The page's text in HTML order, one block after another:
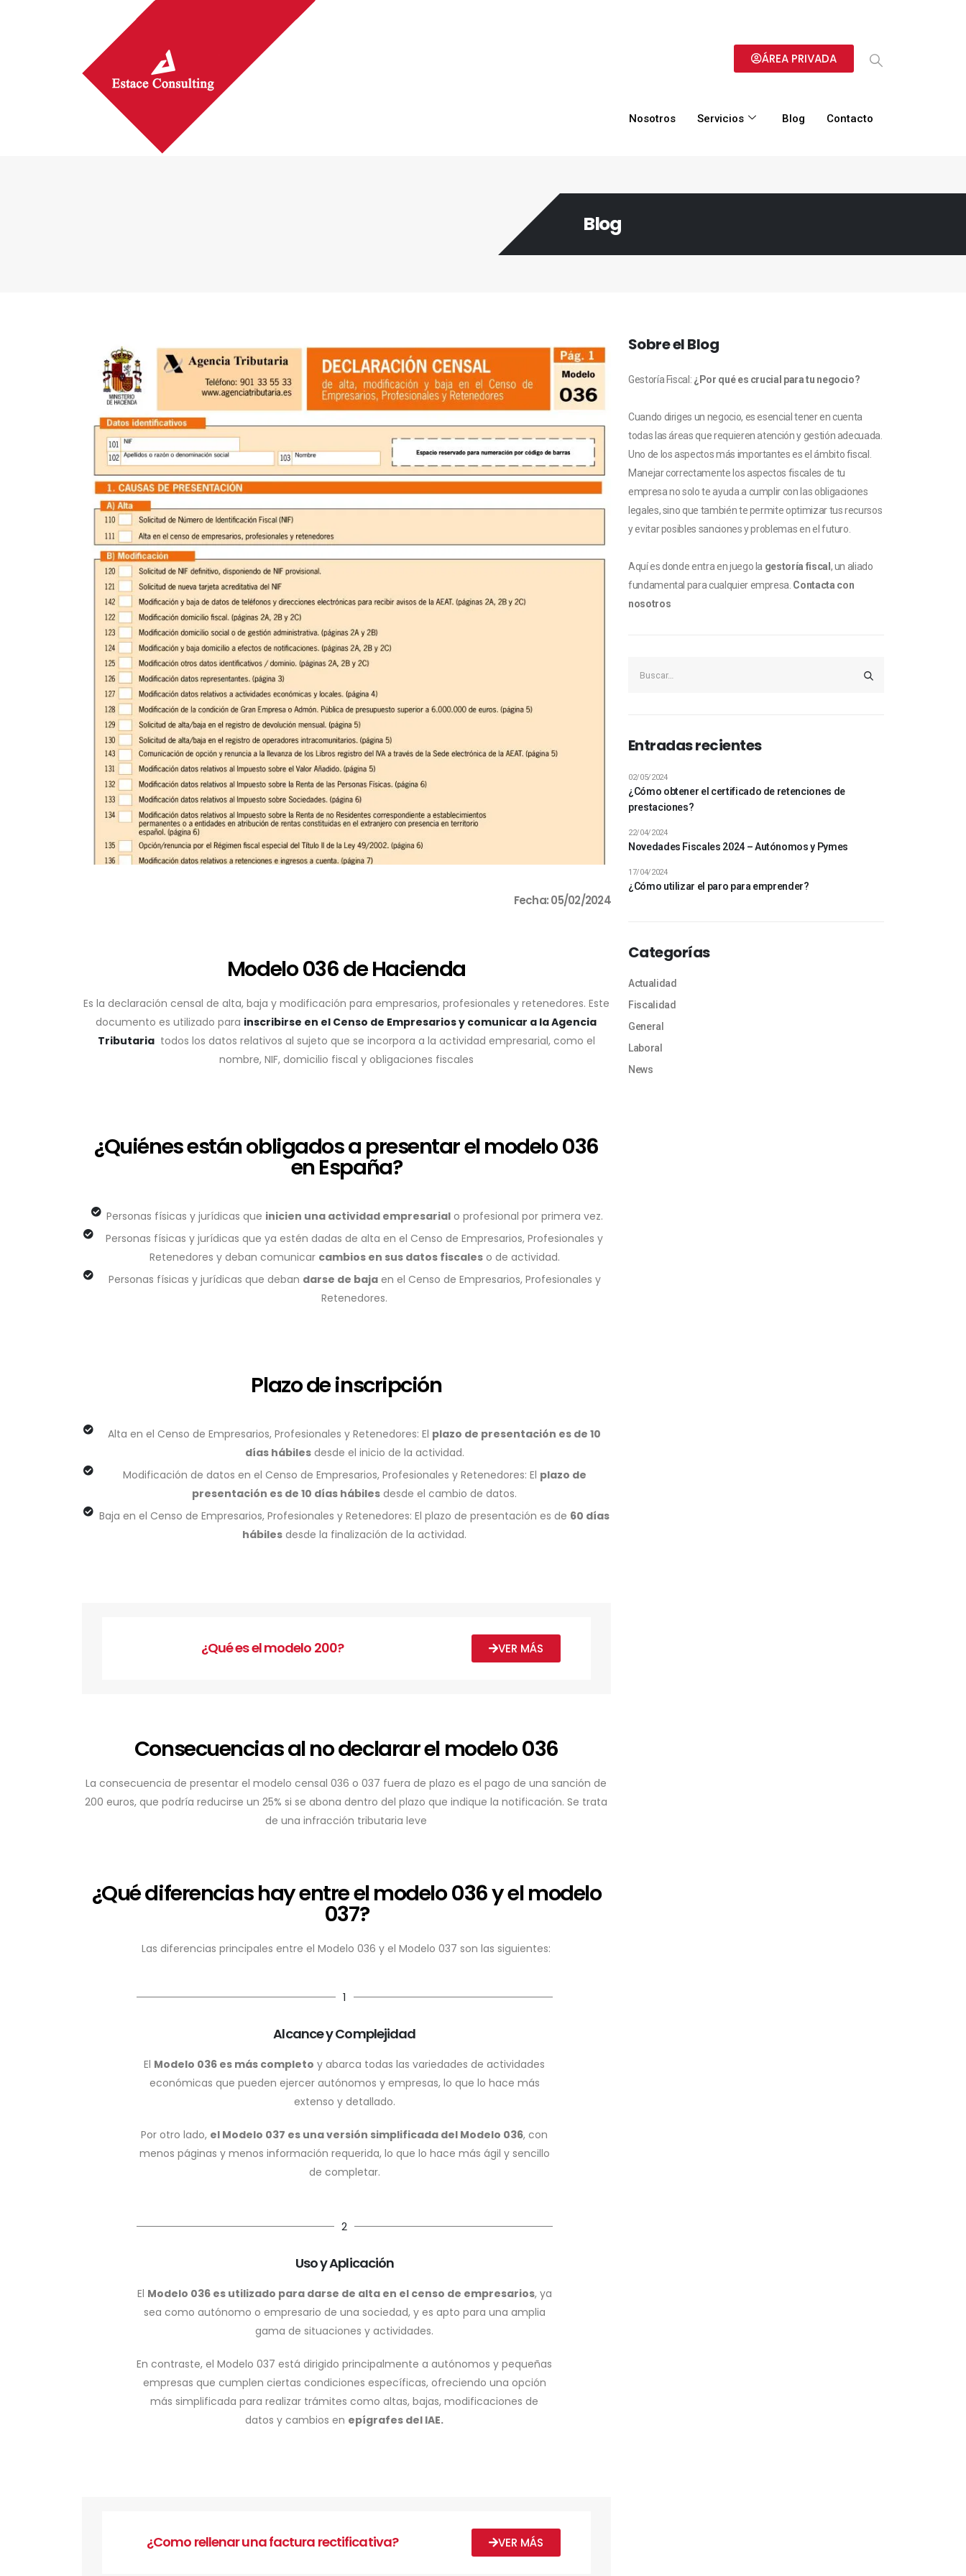
ÁREA PRIVADA
Nosotros Servicios Blog Contacto
Blog
Fecha: 05/02/2024
Modelo 036 de Hacienda
Es la declaración censal de alta, baja y modificación para empresarios, profesionales y retenedores. Este
documento es utilizado para inscribirse en el Censo de Empresarios y comunicar a la Agencia
Tributariatodos los datos relativos al sujeto que se incorpora a la actividad empresarial, como el
nombre, NIF, domicilio fiscal y obligaciones fiscales
¿Quiénes están obligados a presentar el modelo 036
en España?
Personas físicas y jurídicas que inicien una actividad empresarialo profesional por primera vez.
Personas físicas y jurídicas que ya estén dadas de alta en el Censo de Empresarios, Profesionales y
Retenedores y deban comunicar cambios en sus datos fiscaleso de actividad.
Personas físicas y jurídicas que deban darse de bajaen el Censo de Empresarios, Profesionales y
Retenedores.
Plazo de inscripción
Alta en el Censo de Empresarios, Profesionales y Retenedores: El plazo de presentación es de 10
días hábilesdesde el inicio de la actividad.
Modificación de datos en el Censo de Empresarios, Profesionales y Retenedores: El plazo de
presentación es de 10 días hábiles desde el cambio de datos.
Baja en el Censo de Empresarios, Profesionales y Retenedores: El plazo de presentación es de 60 días
hábiles desde la finalización de la actividad.
¿Qué es el modelo 200? VER MÁS
Consecuencias al no declarar el modelo 036
La consecuencia de presentar el modelo censal 036 o 037 fuera de plazo es el pago de una sanción de
200 euros, que podría reducirse un 25% si se abona dentro del plazo que indique la notificación. Se trata
de una infracción tributaria leve
¿Qué diferencias hay entre el modelo 036 y el modelo
037?
Las diferencias principales entre el Modelo 036 y el Modelo 037 son las siguientes:
1
Alcance y Complejidad
El Modelo 036 es más completo y abarca todas las variedades de actividades
económicas que pueden ejercer autónomos y empresas, lo que lo hace más
extenso y detallado.
Por otro lado, el Modelo 037 es una versión simplificada del Modelo 036, con
menos páginas y menos información requerida, lo que lo hace más ágil y sencillo
de completar.
2
Uso y Aplicación
El Modelo 036 es utilizado para darse de alta en el censo de empresarios, ya
sea como autónomo o empresario de una sociedad, y es apto para una amplia
gama de situaciones y actividades.
En contraste, el Modelo 037 está dirigido principalmente a autónomos y pequeñas
empresas que cumplen ciertas condiciones específicas, ofreciendo una opción
más simplificada para realizar trámites como altas, bajas, modificaciones de
datos y cambios en epígrafes del IAE.
¿Como rellenar una factura rectificativa? VER MÁS
Sobre el Blog
Gestoría Fiscal: ¿Por qué es crucial para tu negocio?
Cuando diriges un negocio, es esencial tener en cuenta
todas las áreas que requieren atención y gestión adecuada.
Uno de los aspectos más importantes es el ámbito fiscal.
Manejar correctamente los aspectos fiscales de tu
empresa no solo te ayuda a cumplir con las obligaciones
legales, sino que también te permite optimizar tus recursos
y evitar posibles sanciones y problemas en el futuro.
Aquí es donde entra en juego la gestoría fiscal , un aliado
fundamental para cualquier empresa. Contacta con
nosotros
Entradas recientes
¿Cómo obtener el certificado de retenciones de
prestaciones?
02/05/2024
Novedades Fiscales 2024 – Autónomos y Pymes
22/04/2024
¿Cómo utilizar el paro para emprender?
17/04/2024
Categorías
Actualidad
Fiscalidad
General
Laboral
News